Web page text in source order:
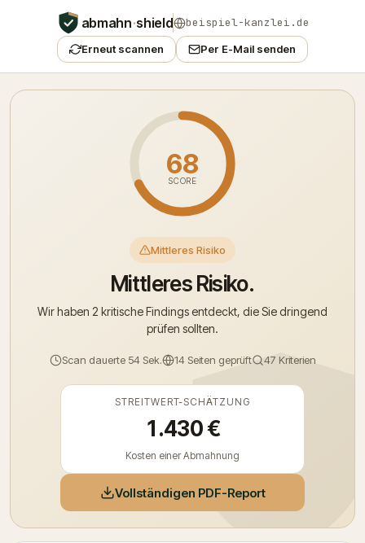
abmahn·shield beispiel-kanzlei.de
Erneut scannen Per E-Mail senden
68
SCORE
Mittleres Risiko
Mittleres Risiko.
Wir haben 2 kritische Findings entdeckt, die Sie dringend
prüfen sollten.
Scan dauerte 54 Sek. 14 Seiten geprüft 47 Kriterien
STREITWERT-SCHÄTZUNG
1.430 €
Kosten einer Abmahnung
Vollständigen PDF-Report